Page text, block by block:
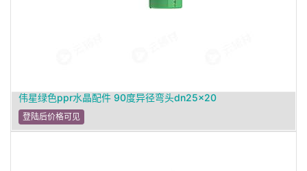
伟星绿色ppr水晶配件 90度异径弯头dn25×20
登陆后价格可见